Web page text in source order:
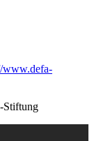
www.defa-
Stiftung